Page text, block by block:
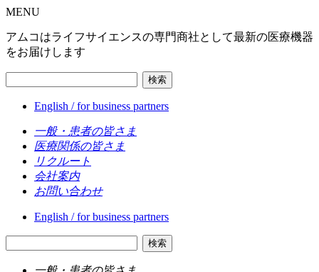
MENU
アムコはライフサイエンスの専門商社として最新の医療機器
をお届けします
検索
English / for business partners
一般・患者の皆さま
医療関係の皆さま
リクルート
会社案内
お問い合わせ
English / for business partners
検索